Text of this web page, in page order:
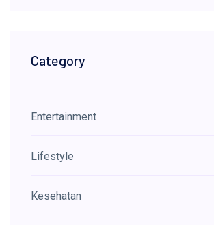
Category
Entertainment
Lifestyle
Kesehatan